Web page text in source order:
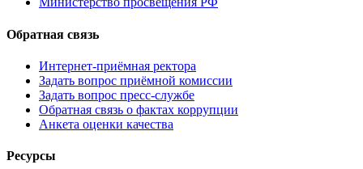
Обратная связь
Интернет-приёмная ректора
Задать вопрос приёмной комиссии
Задать вопрос пресс-службе
Обратная связь о фактах коррупции
Анкета оценки качества
Ресурсы